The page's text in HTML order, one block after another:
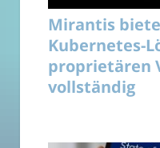
Mirantis
Kubernetes-
proprietären
vollständig